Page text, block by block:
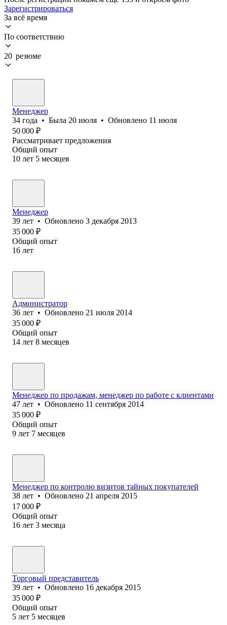
Зарегистрироваться
За всё время
По соответствию
20 резюме
Менеджер
34 года • Была 20 июля • Обновлено 11 июля
50 000 ₽
Рассматривает предложения
Общий опыт
10 лет 5 месяцев
Менеджер
39 лет • Обновлено 3 декабря 2013
35 000 ₽
Общий опыт
16 лет
Администратор
36 лет • Обновлено 21 июля 2014
35 000 ₽
Общий опыт
14 лет 8 месяцев
Менеджер по продажам, менеджер по работе с клиентами
47 лет • Обновлено 11 сентября 2014
35 000 ₽
Общий опыт
9 лет 7 месяцев
Менеджер по контролю визитов тайных покупателей
38 лет • Обновлено 21 апреля 2015
17 000 ₽
Общий опыт
16 лет 3 месяца
Торговый представитель
39 лет • Обновлено 16 декабря 2015
35 000 ₽
Общий опыт
5 лет 5 месяцев